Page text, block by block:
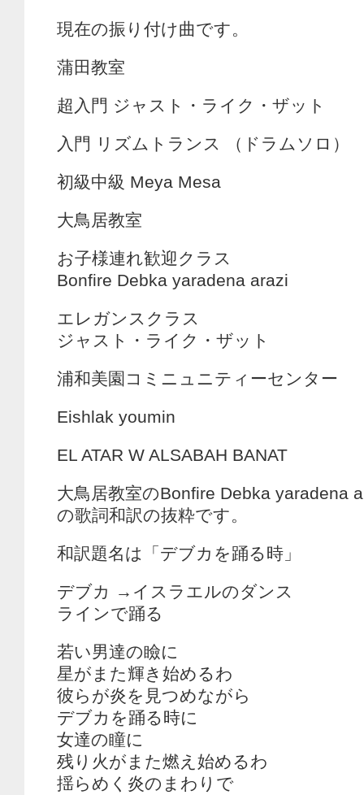
現在の振り付け曲です。
蒲田教室
超入門 ジャスト・ライク・ザット
入門 リズムトランス （ドラムソロ）
初級中級 Meya Mesa
大鳥居教室
お子様連れ歓迎クラス
Bonfire Debka yaradena arazi
エレガンスクラス
ジャスト・ライク・ザット
浦和美園コミニュニティーセンター
Eishlak youmin
EL ATAR W ALSABAH BANAT
大鳥居教室のBonfire Debka yaradena
の歌詞和訳の抜粋です。
和訳題名は「デブカを踊る時」
デブカ →イスラエルのダンス
ラインで踊る
若い男達の瞼に
星がまた輝き始めるわ
彼らが炎を見つめながら
デブカを踊る時に
女達の瞳に
残り火がまた燃え始めるわ
揺らめく炎のまわりで